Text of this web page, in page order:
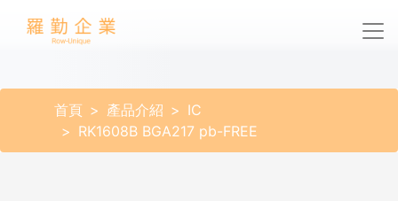
首頁 產品介紹
IC
RK1608B BGA217 pb-FREE